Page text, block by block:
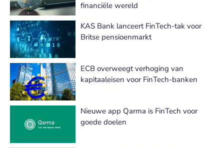
financiële wereld
KAS Bank lanceert FinTech-tak voor
Britse pensioenmarkt
ECB overweegt verhoging van
kapitaaleisen voor FinTech-banken
Nieuwe app Qarma is FinTech voor
goede doelen